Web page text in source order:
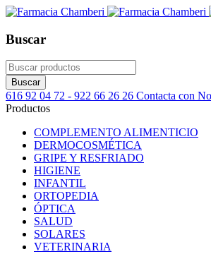
Buscar
616 92 04 72 - 922 66 26 26 Contacta con
Productos
COMPLEMENTO ALIMENTICIO
DERMOCOSMÉTICA
GRIPE Y RESFRIADO
HIGIENE
INFANTIL
ORTOPEDIA
ÓPTICA
SALUD
SOLARES
VETERINARIA